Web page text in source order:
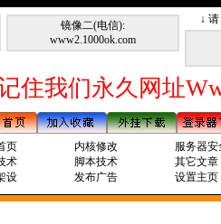
↓
镜像二(电信):
www2.1000ok.com
住我们永久网址
--请记住我们永久网址
页
内核修改 服务器安
术
脚本技术 其它文章
设
发布广告 设置主页